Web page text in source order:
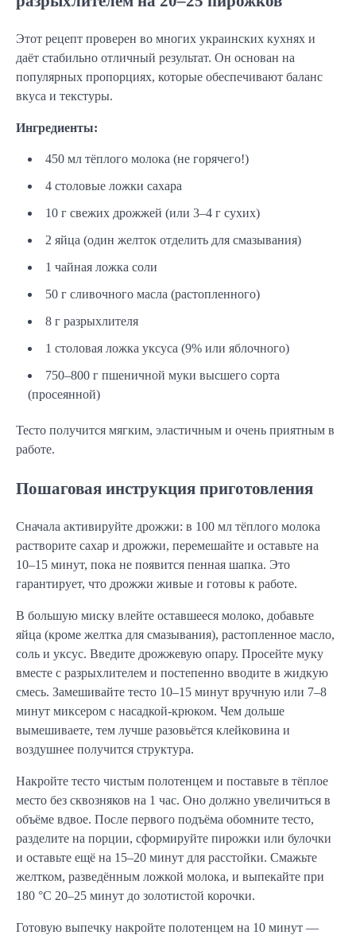
Этот рецепт проверен во многих украинских кухнях и
даёт стабильно отличный результат. Он основан на
популярных пропорциях, которые обеспечивают баланс
вкуса и текстуры.
Ингредиенты:
450 мл тёплого молока (не горячего!)
4 столовые ложки сахара
10 г свежих дрожжей (или 3–4 г сухих)
2 яйца (один желток отделить для смазывания)
1 чайная ложка соли
50 г сливочного масла (растопленного)
8 г разрыхлителя
1 столовая ложка уксуса (9% или яблочного)
750–800 г пшеничной муки высшего сорта
(просеянной)
Тесто получится мягким, эластичным и очень приятным в
работе.
Пошаговая инструкция приготовления
Сначала активируйте дрожжи: в 100 мл тёплого молока
растворите сахар и дрожжи, перемешайте и оставьте на
10–15 минут, пока не появится пенная шапка. Это
гарантирует, что дрожжи живые и готовы к работе.
В большую миску влейте оставшееся молоко, добавьте
яйца (кроме желтка для смазывания), растопленное масло,
соль и уксус. Введите дрожжевую опару. Просейте муку
вместе с разрыхлителем и постепенно вводите в жидкую
смесь. Замешивайте тесто 10–15 минут вручную или 7–8
минут миксером с насадкой-крюком. Чем дольше
вымешиваете, тем лучше разовьётся клейковина и
воздушнее получится структура.
Накройте тесто чистым полотенцем и поставьте в тёплое
место без сквозняков на 1 час. Оно должно увеличиться в
объёме вдвое. После первого подъёма обомните тесто,
разделите на порции, сформируйте пирожки или булочки
и оставьте ещё на 15–20 минут для расстойки. Смажьте
желтком, разведённым ложкой молока, и выпекайте при
180 °C 20–25 минут до золотистой корочки.
Готовую выпечку накройте полотенцем на 10 минут —